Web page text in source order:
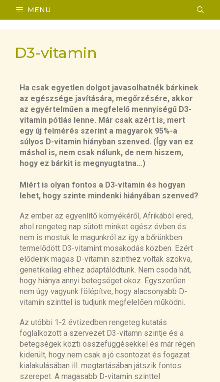
MENU
D3-vitamin
Ha csak egyetlen dolgot javasolhatnék bárkinek
az egészsége javítására, megőrzésére, akkor
az egyértelműen a megfelelő mennyiségű D3-
vitamin pótlás lenne. Már csak azért is, mert
egy új felmérés szerint a magyarok 95%-a
súlyos D-vitamin hiányban szenved. (Így van ez
máshol is, nem csak nálunk, de nem hiszem,
hogy ez bárkit is megnyugtatna…)
Miért is olyan fontos a D3-vitamin és hogyan
lehet, hogy szinte mindenki hiányában szenved?
Az ember az egyenlítő környékéről, Afrikából ered,
ahol rengeteg nap sütött minket egész évben és
nem is mostuk le magunkról az így a bőrünkben
termelődött D3-vitamint mosakodás közben. Ezért
elődeink magas D-vitamin szinthez voltak szokva,
genetikailag ehhez adaptálódtunk. Nem csoda hát,
hogy hiánya annyi betegséget okoz. Egyszerűen
nem úgy vagyunk fölépítve, hogy alacsonyabb D-
vitamin szinttel is tudjunk megfelelően működni.
Az utóbbi 1-2 évtizedben rengeteg kutatás
foglalkozott a szervezet D3-vitamn szintje és a
betegségek közti összefüggésekkel és már régen
kiderült, hogy nem csak a jó csontozat és fogazat
kialakulásában ill. megtartásában játszik fontos
szerepet. A magasabb D-vitamin szinttel